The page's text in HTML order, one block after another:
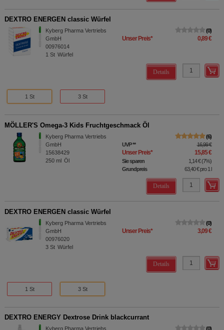
DEXTRO ENERGEN classic Würfel
Kyberg Pharma Vertriebs
GmbH
00976014
1 St Würfel
0
Unser Preis* 0,89 €
Details
1 St 3 St
MÖLLER'S Omega-3 Kids Fruchtgeschmack Öl
Kyberg Pharma Vertriebs
GmbH
15638429
250 ml Öl
6
UVP** 16,99 €
Unser Preis* 15,85 €
Sie sparen 1,14 €(7%)
Grundpreis
63,40 €pro 1 l
Details
DEXTRO ENERGEN classic Würfel
Kyberg Pharma Vertriebs
GmbH
00976020
3 St Würfel
0
Unser Preis* 3,09 €
Details
1 St 3 St
DEXTRO ENERGY Dextrose Drink blackcurrant
Kyberg Pharma Vertriebs 0